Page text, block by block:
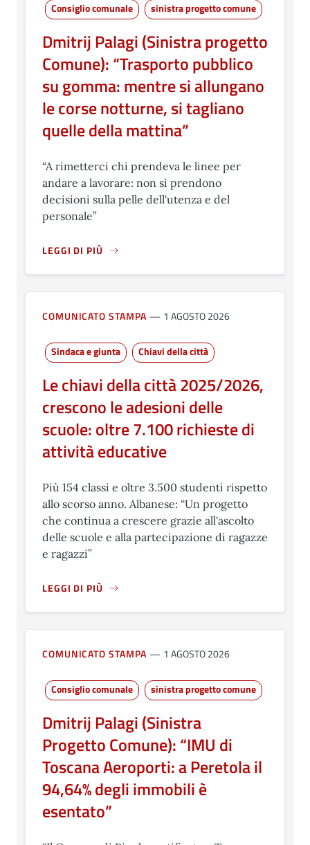
Consiglio comunale sinistra progetto comune
Dmitrij Palagi (Sinistra progetto
Comune): “Trasporto pubblico
su gomma: mentre si allungano
le corse notturne, si tagliano
quelle della mattina”
“A rimetterci chi prendeva le linee per
andare a lavorare: non si prendono
decisioni sulla pelle dell'utenza e del
personale”
LEGGI DI PIÙ
A PROPOSITO DI DMITRIJ PALAGI (SINISTRA
COMUNICATO STAMPA 1 AGOSTO 2026
Sindaca e giunta Chiavi della città
Le chiavi della città 2025/2026,
crescono le adesioni delle
scuole: oltre 7.100 richieste di
attività educative
Più 154 classi e oltre 3.500 studenti rispetto
allo scorso anno. Albanese: “Un progetto
che continua a crescere grazie all'ascolto
delle scuole e alla partecipazione di ragazze
e ragazzi”
LEGGI DI PIÙ
A PROPOSITO DI LE CHIAVI DELLA CITTÀ 2025/2026,
COMUNICATO STAMPA 1 AGOSTO 2026
Consiglio comunale sinistra progetto comune
Dmitrij Palagi (Sinistra
Progetto Comune): “IMU di
Toscana Aeroporti: a Peretola il
94,64% degli immobili è
esentato”